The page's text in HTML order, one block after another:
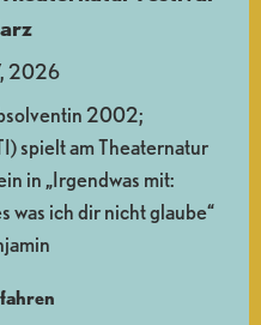
2026
2002;
spielt am Theaternatur
in „Irgendwas mit:
ich dir nicht glaube“